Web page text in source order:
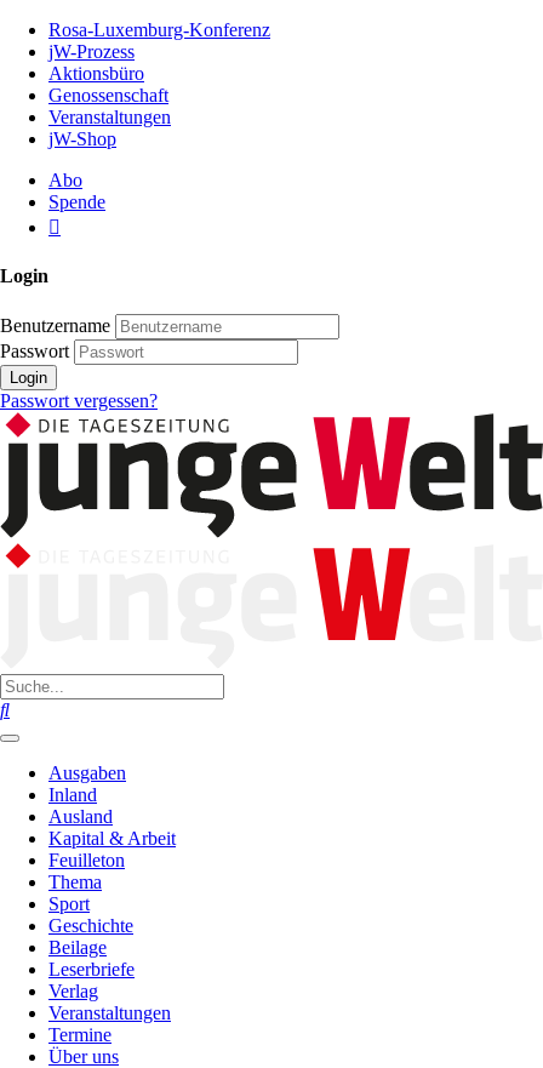
Inhalt
Seite
Rosa-Luxemburg-Konferenz
jW-Prozess
Aktionsbüro
Genossenschaft
Veranstaltungen
jW-Shop
Abo
Spende
Login
Benutzername
Passwort
Login
Passwort vergessen?
Ausgaben
Inland
Ausland
Kapital & Arbeit
Feuilleton
Thema
Sport
Geschichte
Beilage
Leserbriefe
Verlag
Veranstaltungen
Termine
Über uns